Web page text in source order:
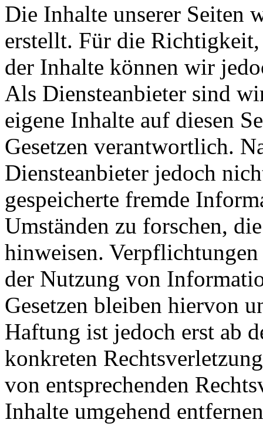
Die Inhalte unserer Seiten
erstellt. Für die
der Inhalte können wir
Als Diensteanbieter sind
eigene Inhalte auf diesen
Gesetzen verantwortlich.
Diensteanbieter jedoch
gespeicherte fremde
Umständen zu forschen,
hinweisen.
der Nutzung von
Gesetzen bleiben hiervon
Haftung ist jedoch erst ab
konkreten
von entsprechenden
Inhalte umgehend